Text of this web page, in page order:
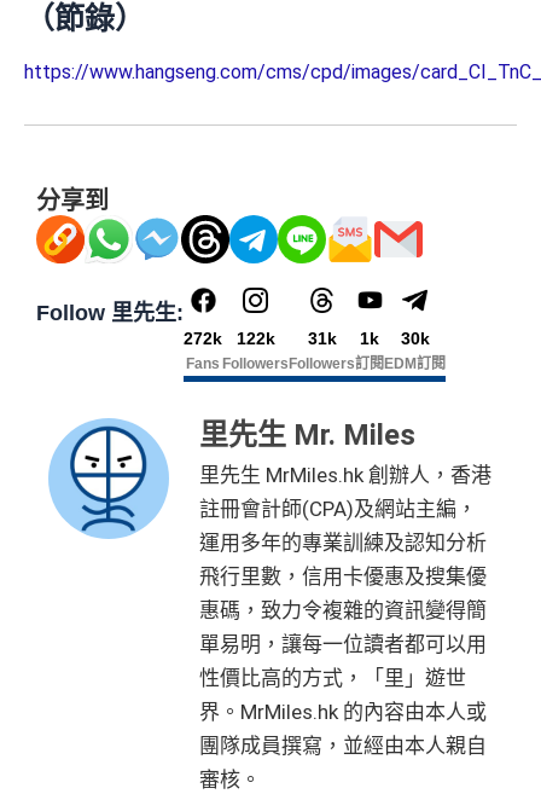
（節錄）
https://www.hangseng.com/cms/cpd/images/
分享到
Follow 里先生:
272k
Fans
122k
Followers
31k
Followers
1k
訂閱
30k
EDM訂閱
里先生 Mr. Miles
里先生 MrMiles.hk 創辦人，香港
註冊會計師(CPA)及網站主編，
運用多年的專業訓練及認知分析
飛行里數，信用卡優惠及搜集優
惠碼，致力令複雜的資訊變得簡
單易明，讓每一位讀者都可以用
性價比高的方式，「里」遊世
界。MrMiles.hk 的內容由本人或
團隊成員撰寫，並經由本人親自
審核。